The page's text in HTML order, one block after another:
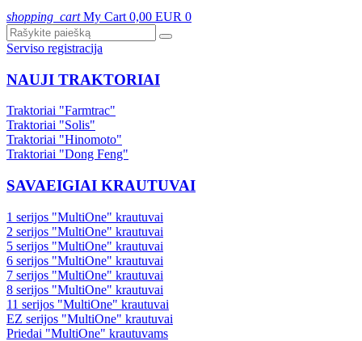
shopping_cart My Cart 0,00 EUR 0
Serviso registracija
NAUJI TRAKTORIAI
Traktoriai "Farmtrac"
Traktoriai "Solis"
Traktoriai "Hinomoto"
Traktoriai "Dong Feng"
SAVAEIGIAI KRAUTUVAI
1 serijos "MultiOne" krautuvai
2 serijos "MultiOne" krautuvai
5 serijos "MultiOne" krautuvai
6 serijos "MultiOne" krautuvai
7 serijos "MultiOne" krautuvai
8 serijos "MultiOne" krautuvai
11 serijos "MultiOne" krautuvai
EZ serijos "MultiOne" krautuvai
Priedai "MultiOne" krautuvams